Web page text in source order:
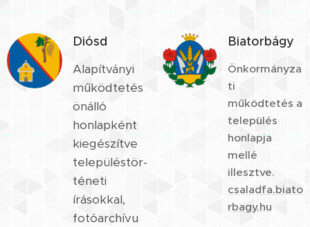
Diósd
Alapítványi
működtetés
önálló
honlapként
kiegészítve
településtör-
téneti
írásokkal,
fotóarchívu
Biatorbágy
Önkormányza
ti
működtetés a
település
honlapja
mellé
illesztve.
csaladfa.biato
rbagy.hu